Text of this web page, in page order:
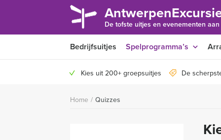
De tofste uitjes en evenementen
Bedrijfsuitjes Spelprogramma’s
Kies uit 200+ groepsuitjes De
Home / Quizzes